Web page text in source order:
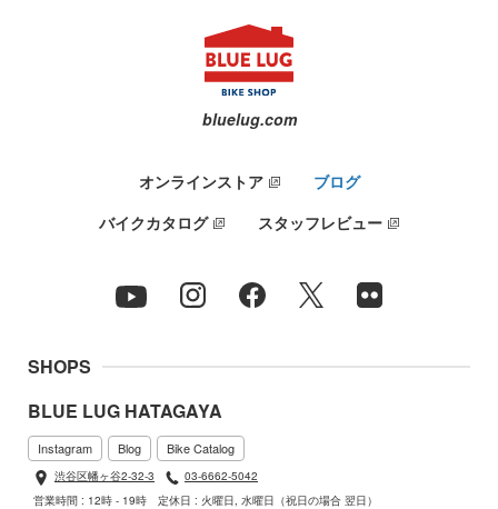
bluelug.com
オンラインストア
ブログ
バイクカタログ
スタッフレビュー
SHOPS
BLUE LUG HATAGAYA
Instagram Blog Bike Catalog
渋谷区幡ヶ谷2-32-3
03-6662-5042
営業時間 : 12時 - 19時
定休日 : 火曜日, 水曜日（祝日の場合 翌日）